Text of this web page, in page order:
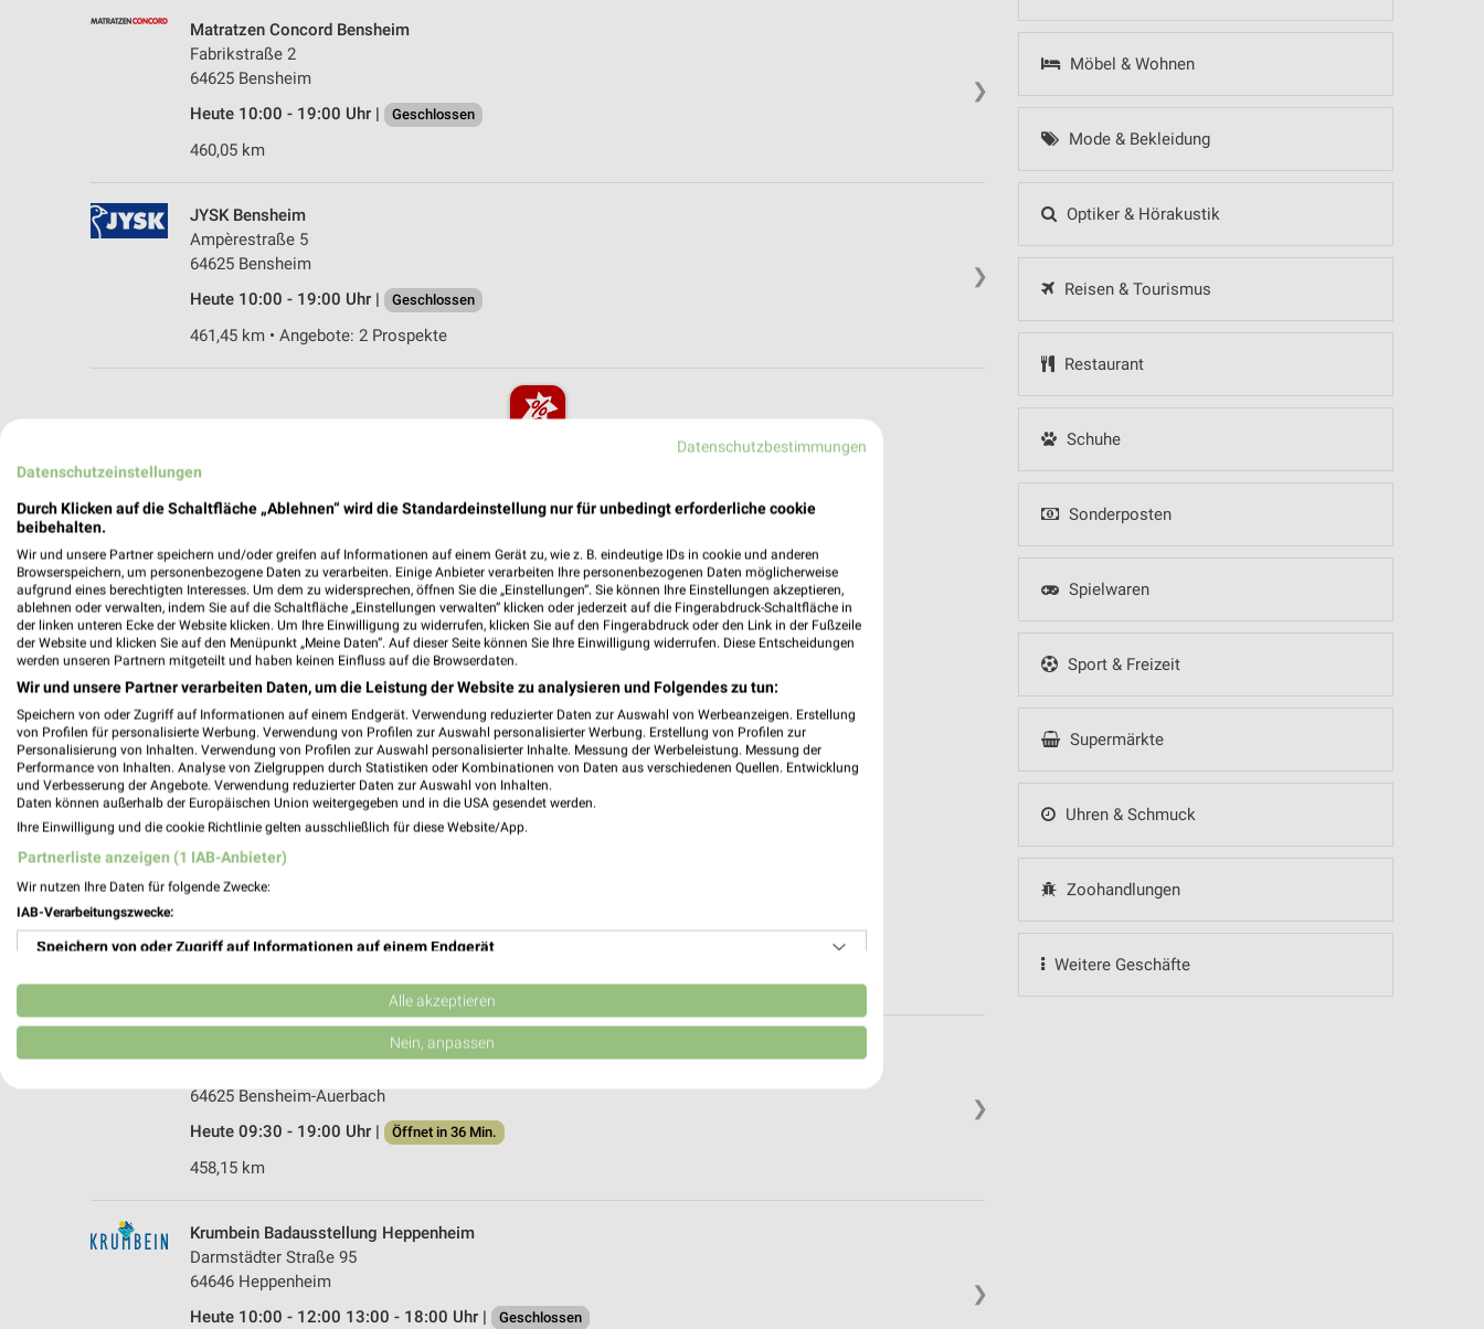
Möbel & Wohnen
Mode & Bekleidung
Optiker & Hörakustik
Reisen & Tourismus
Restaurant
Schuhe
Sonderposten
Spielwaren
Sport & Freizeit
Supermärkte
Uhren & Schmuck
Zoohandlungen
Weitere Geschäfte
❯
Matratzen Concord Bensheim
Fabrikstraße 2
64625 Bensheim
Heute 10:00 - 19:00 Uhr |
Geschlossen
460,05 km
❯
JYSK Bensheim
Ampèrestraße 5
64625 Bensheim
Heute 10:00 - 19:00 Uhr |
Geschlossen
461,45 km • Angebote: 2 Prospekte
Finden Sie noch mehr Möbel & Wohnen Filialen & Öffnungszeiten in unserer App.
✔Standortgenaue Angebote
✔Folge deinem Lieblingshändler
✔Push-Benachrichtigungen bei neuen Prospekten
✔Einkaufsliste - Einkauf stressfrei planen
Nutze weekli auch mobil – App jetzt laden oder QR-Code scannen.
❯
Möbelhaus Albiez Bensheim-Auerbach
64625 Bensheim-Auerbach
Heute 09:30 - 19:00 Uhr |
Öffnet in 36 Min.
458,15 km
❯
Krumbein Badausstellung Heppenheim
Darmstädter Straße 95
64646 Heppenheim
Heute 10:00 - 12:00 13:00 - 18:00 Uhr |
Geschlossen
Datenschutzbestimmungen
Datenschutzeinstellungen
Durch Klicken auf die Schaltfläche „Ablehnen“ wird die Standardeinstellung nur für unbedingt erforderliche cookie
beibehalten.
Wir und unsere Partner speichern und/oder greifen auf Informationen auf einem Gerät zu, wie z. B. eindeutige IDs in cookie und anderen
Browserspeichern, um personenbezogene Daten zu verarbeiten. Einige Anbieter verarbeiten Ihre personenbezogenen Daten möglicherweise
aufgrund eines berechtigten Interesses. Um dem zu widersprechen, öffnen Sie die „Einstellungen“. Sie können Ihre Einstellungen akzeptieren,
ablehnen oder verwalten, indem Sie auf die Schaltfläche „Einstellungen verwalten“ klicken oder jederzeit auf die Fingerabdruck-Schaltfläche in
der linken unteren Ecke der Website klicken. Um Ihre Einwilligung zu widerrufen, klicken Sie auf den Fingerabdruck oder den Link in der Fußzeile
der Website und klicken Sie auf den Menüpunkt „Meine Daten“. Auf dieser Seite können Sie Ihre Einwilligung widerrufen. Diese Entscheidungen
werden unseren Partnern mitgeteilt und haben keinen Einfluss auf die Browserdaten.
Wir und unsere Partner verarbeiten Daten, um die Leistung der Website zu analysieren und Folgendes zu tun:
Speichern von oder Zugriff auf Informationen auf einem Endgerät. Verwendung reduzierter Daten zur Auswahl von Werbeanzeigen. Erstellung
von Profilen für personalisierte Werbung. Verwendung von Profilen zur Auswahl personalisierter Werbung. Erstellung von Profilen zur
Personalisierung von Inhalten. Verwendung von Profilen zur Auswahl personalisierter Inhalte. Messung der Werbeleistung. Messung der
Performance von Inhalten. Analyse von Zielgruppen durch Statistiken oder Kombinationen von Daten aus verschiedenen Quellen. Entwicklung
und Verbesserung der Angebote. Verwendung reduzierter Daten zur Auswahl von Inhalten.
Daten können außerhalb der Europäischen Union weitergegeben und in die USA gesendet werden.
Ihre Einwilligung und die cookie Richtlinie gelten ausschließlich für diese Website/App.
Partnerliste anzeigen (1 IAB-Anbieter)
Wir nutzen Ihre Daten für folgende Zwecke:
IAB-Verarbeitungszwecke:
Speichern von oder Zugriff auf Informationen auf einem Endgerät
Verwendung reduzierter Daten zur Auswahl von Werbeanzeigen
Erstellung von Profilen für personalisierte Werbung
Erstellung von Profilen zur Personalisierung von Inhalten
Verwendung von Profilen zur Auswahl personalisierter Inhalte
Messung der Werbeleistung
Messung der Performance von Inhalten
Analyse von Zielgruppen durch Statistiken oder Kombinationen von Daten aus verschiedenen
Alle akzeptieren
Nein, anpassen